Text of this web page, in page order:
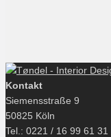
Kontakt
Siemensstraße 9
50825 Köln
Tel.: 0221 / 16 99 61 31